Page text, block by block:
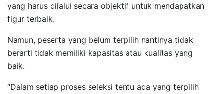
yang harus dilalui secara objektif untuk mendapatkan
figur terbaik.
Namun, peserta yang belum terpilih nantinya tidak
berarti tidak memiliki kapasitas atau kualitas yang
baik.
“Dalam setiap proses seleksi tentu ada yang terpilih